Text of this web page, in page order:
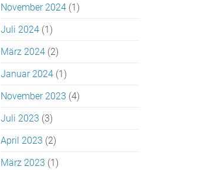
November 2024(1)
Juli 2024(1)
März 2024(2)
Januar 2024(1)
November 2023 (4)
Juli 2023 (3)
April 2023 (2)
März 2023 (1)